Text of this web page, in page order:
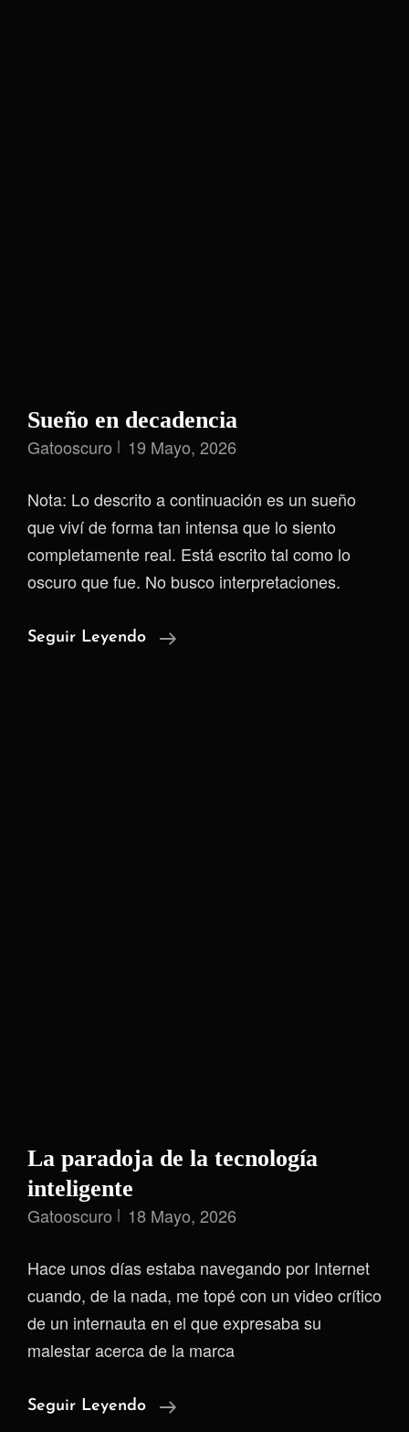
Sueño en decadencia
Gatooscuro 19 Mayo, 2026
Nota: Lo descrito a continuación es un sueño
que viví de forma tan intensa que lo siento
completamente real. Está escrito tal como lo
oscuro que fue. No busco interpretaciones.
Seguir Leyendo
Sueño
La paradoja de la tecnología
inteligente
Gatooscuro 18 Mayo, 2026
Hace unos días estaba navegando por Internet
cuando, de la nada, me topé con un video crítico
de un internauta en el que expresaba su
malestar acerca de la marca
Seguir Leyendo
La